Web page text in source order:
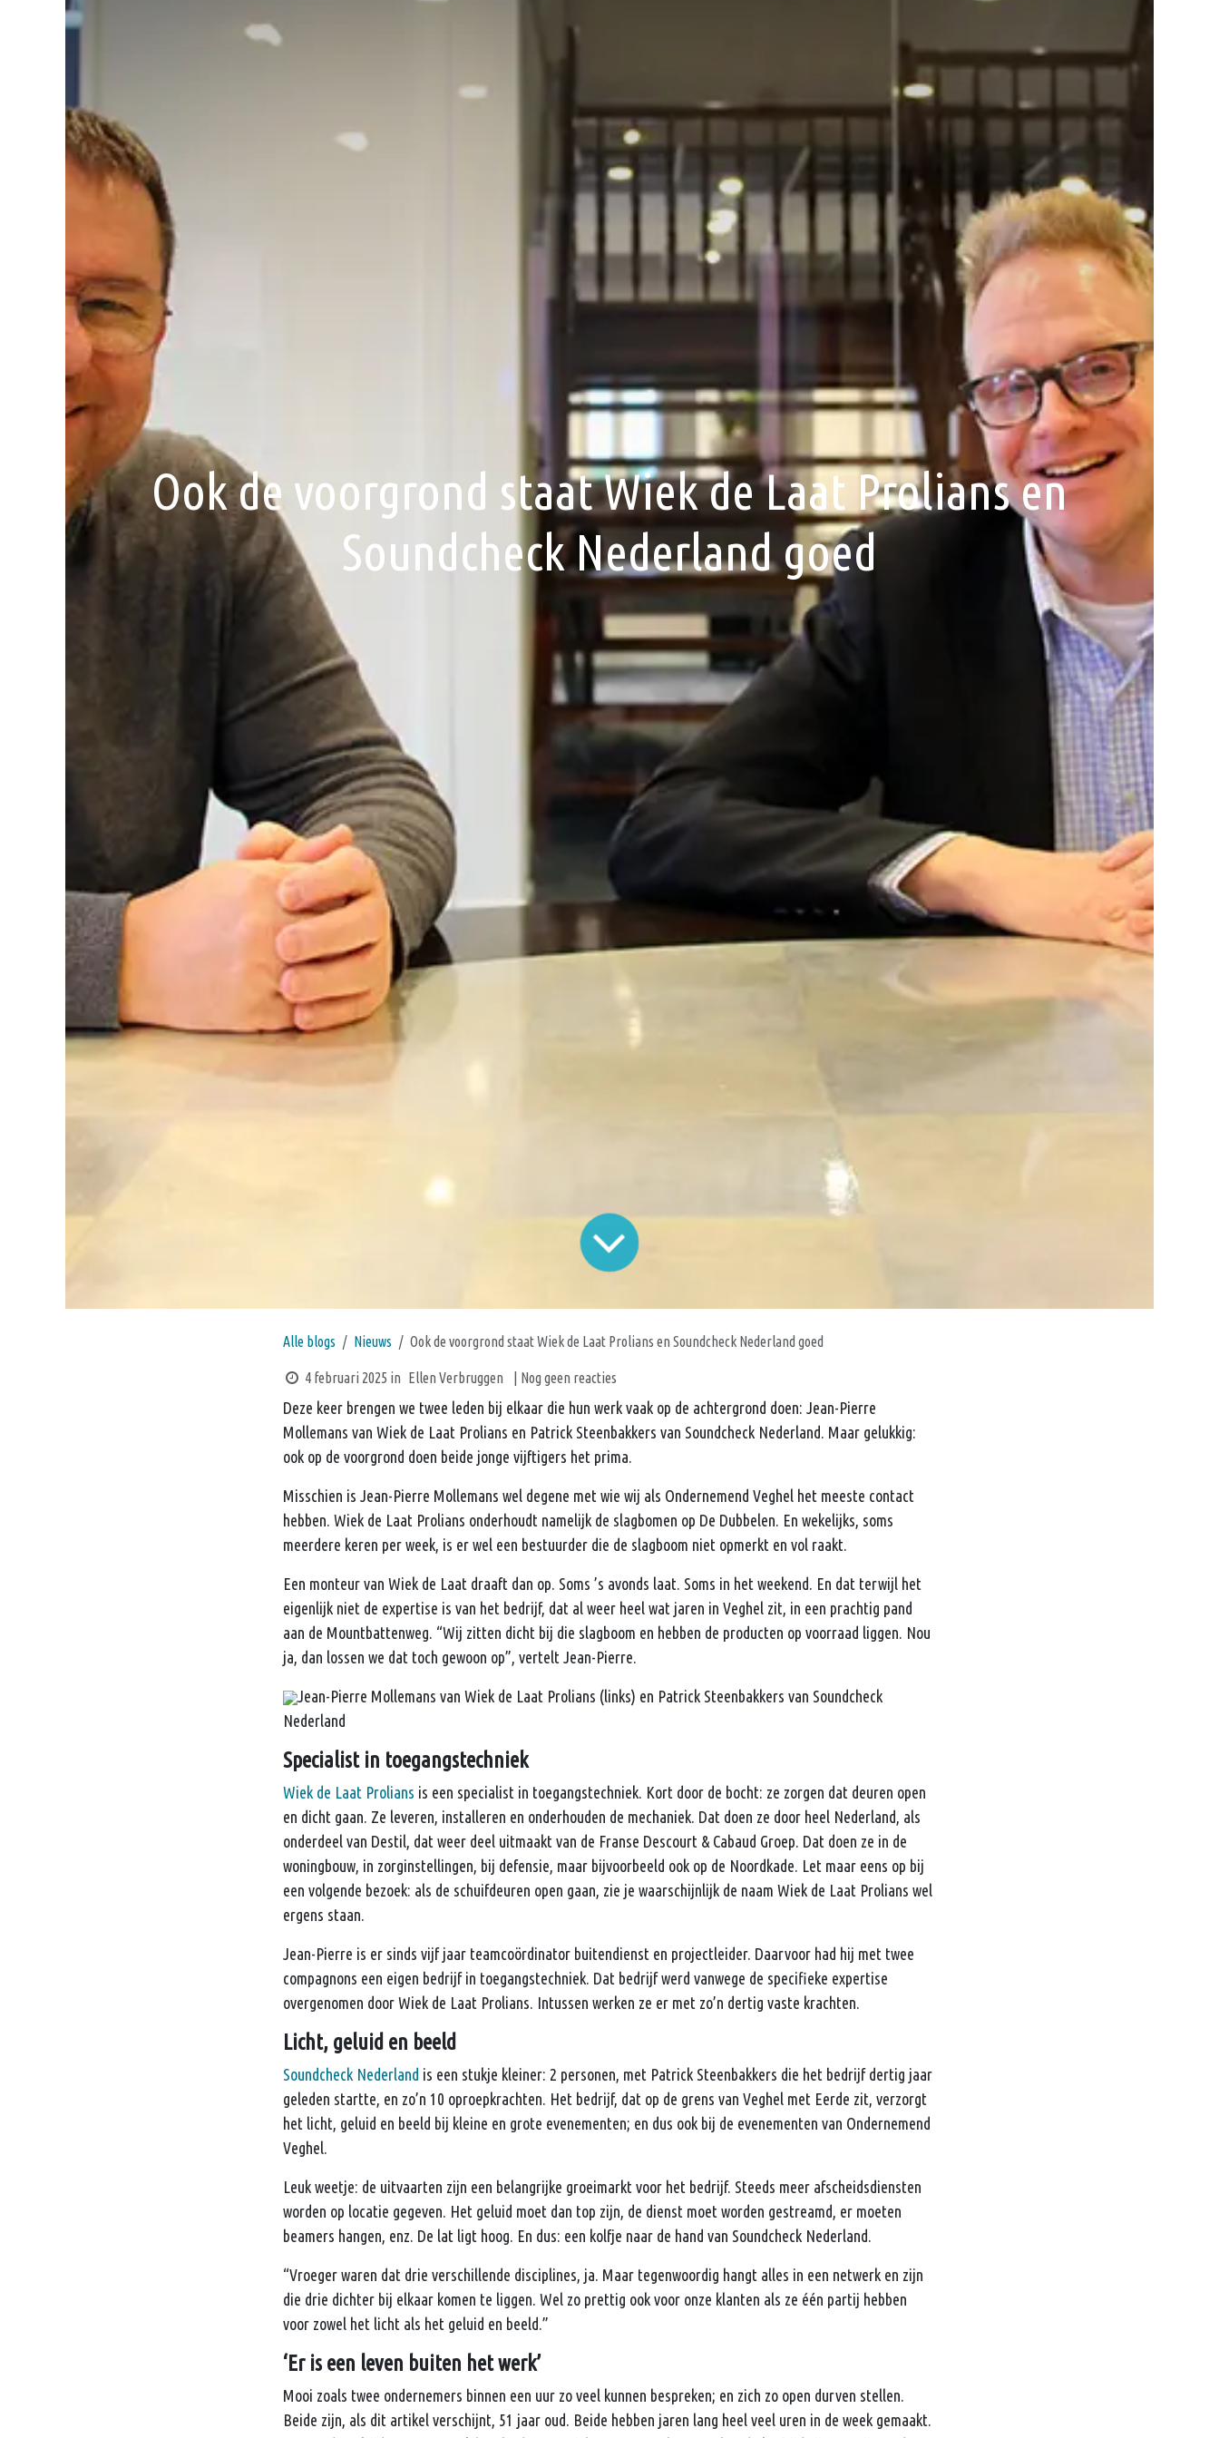
Ook de voorgrond staat Wiek de Laat Prolians en
Soundcheck Nederland goed
Alle blogs Nieuws Ook de voorgrond staat Wiek de Laat Prolians en Soundcheck Nederland goed
4 februari 2025 in Ellen Verbruggen | Nog geen reacties
Deze keer brengen we twee leden bij elkaar die hun werk vaak op de achtergrond doen: Jean-Pierre
Mollemans van Wiek de Laat Prolians en Patrick Steenbakkers van Soundcheck Nederland. Maar gelukkig:
ook op de voorgrond doen beide jonge vijftigers het prima.
Misschien is Jean-Pierre Mollemans wel degene met wie wij als Ondernemend Veghel het meeste contact
hebben. Wiek de Laat Prolians onderhoudt namelijk de slagbomen op De Dubbelen. En wekelijks, soms
meerdere keren per week, is er wel een bestuurder die de slagboom niet opmerkt en vol raakt.
Een monteur van Wiek de Laat draaft dan op. Soms ’s avonds laat. Soms in het weekend. En dat terwijl het
eigenlijk niet de expertise is van het bedrijf, dat al weer heel wat jaren in Veghel zit, in een prachtig pand
aan de Mountbattenweg. “Wij zitten dicht bij die slagboom en hebben de producten op voorraad liggen. Nou
ja, dan lossen we dat toch gewoon op”, vertelt Jean-Pierre.
Jean-Pierre Mollemans van Wiek de Laat Prolians (links) en Patrick Steenbakkers van Soundcheck
Nederland
Specialist in toegangstechniek
Wiek de Laat Prolians is een specialist in toegangstechniek. Kort door de bocht: ze zorgen dat deuren open
en dicht gaan. Ze leveren, installeren en onderhouden de mechaniek. Dat doen ze door heel Nederland, als
onderdeel van Destil, dat weer deel uitmaakt van de Franse Descourt & Cabaud Groep. Dat doen ze in de
woningbouw, in zorginstellingen, bij defensie, maar bijvoorbeeld ook op de Noordkade. Let maar eens op bij
een volgende bezoek: als de schuifdeuren open gaan, zie je waarschijnlijk de naam Wiek de Laat Prolians wel
ergens staan.
Jean-Pierre is er sinds vijf jaar teamcoördinator buitendienst en projectleider. Daarvoor had hij met twee
compagnons een eigen bedrijf in toegangstechniek. Dat bedrijf werd vanwege de specifieke expertise
overgenomen door Wiek de Laat Prolians. Intussen werken ze er met zo’n dertig vaste krachten.
Licht, geluid en beeld
Soundcheck Nederland is een stukje kleiner: 2 personen, met Patrick Steenbakkers die het bedrijf dertig jaar
geleden startte, en zo’n 10 oproepkrachten. Het bedrijf, dat op de grens van Veghel met Eerde zit, verzorgt
het licht, geluid en beeld bij kleine en grote evenementen; en dus ook bij de evenementen van Ondernemend
Veghel.
Leuk weetje: de uitvaarten zijn een belangrijke groeimarkt voor het bedrijf. Steeds meer afscheidsdiensten
worden op locatie gegeven. Het geluid moet dan top zijn, de dienst moet worden gestreamd, er moeten
beamers hangen, enz. De lat ligt hoog. En dus: een kolfje naar de hand van Soundcheck Nederland.
“Vroeger waren dat drie verschillende disciplines, ja. Maar tegenwoordig hangt alles in een netwerk en zijn
die drie dichter bij elkaar komen te liggen. Wel zo prettig ook voor onze klanten als ze één partij hebben
voor zowel het licht als het geluid en beeld.”
‘Er is een leven buiten het werk’
Mooi zoals twee ondernemers binnen een uur zo veel kunnen bespreken; en zich zo open durven stellen.
Beide zijn, als dit artikel verschijnt, 51 jaar oud. Beide hebben jaren lang heel veel uren in de week gemaakt.